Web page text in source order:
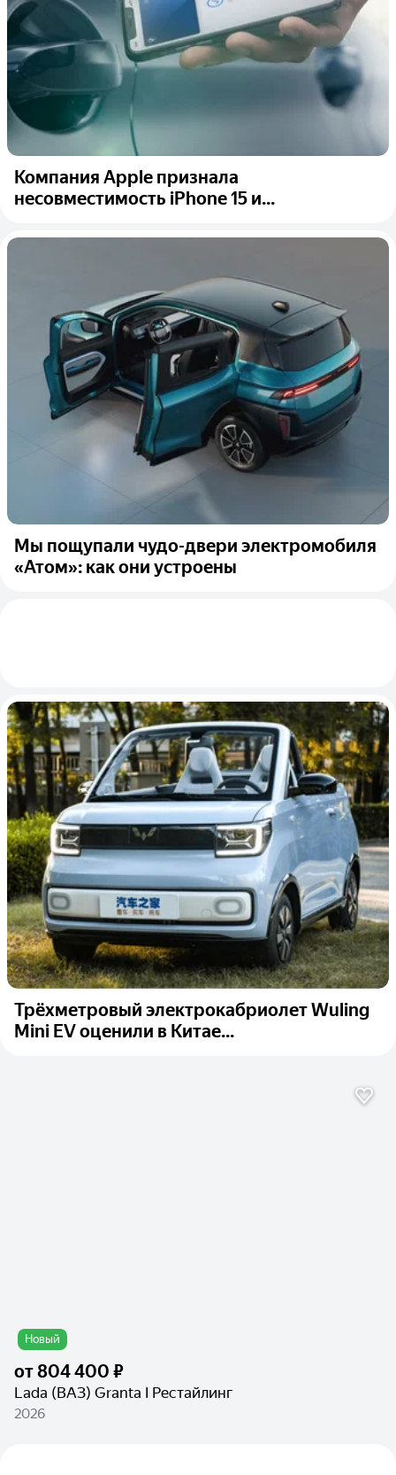
Компания Apple признала
несовместимость iPhone 15 и...
Мы пощупали чудо-двери электромобиля
«Атом»: как они устроены
Трёхметровый электрокабриолет Wuling
Mini EV оценили в Китае...
Новый
от804 400 ₽
Lada (ВАЗ) Granta I Рестайлинг
2026